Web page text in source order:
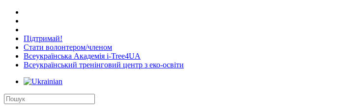
Підтримай!
Стати волонтером/членом
Всеукраїнська Академія i-Tree4UA
Всеукраїнський тренінговий центр з еко-освіти